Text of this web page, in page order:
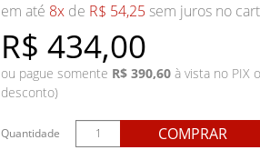
R$ 434,00
em até 8x de R$ 54,25 sem juros no
ou pague somente R$ 390,60 à vista no PIX
desconto)
Quantidade COMPRAR